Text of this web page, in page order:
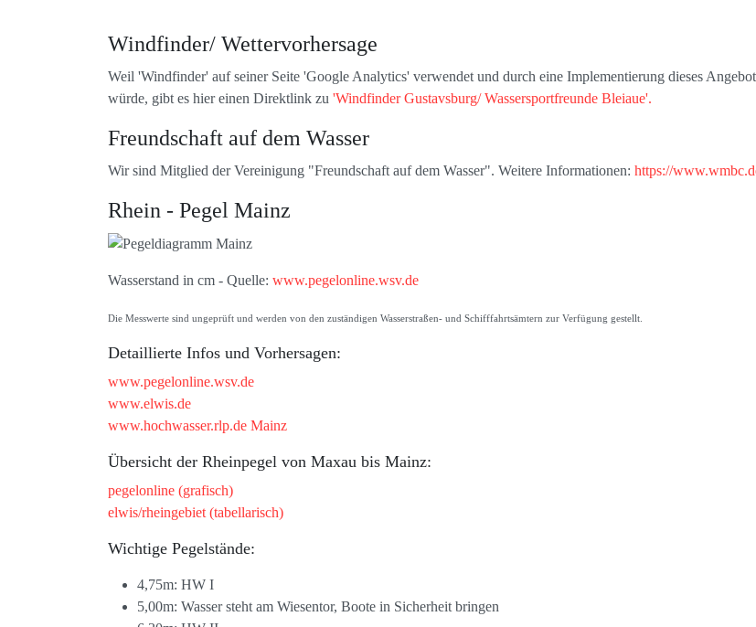
Windfinder/ Wettervorhersage
Weil 'Windfinder' auf seiner Seite 'Google Analytics' verwendet und durch eine Implementierung dieses
würde, gibt es hier einen Direktlink zu 'Windfinder Gustavsburg/ Wassersportfreunde Bleiaue'.
Freundschaft auf dem Wasser
Wir sind Mitglied der Vereinigung "Freundschaft auf dem Wasser". Weitere Informationen: https://
Rhein - Pegel Mainz
Wasserstand in cm - Quelle: www.pegelonline.wsv.de
Die Messwerte sind ungeprüft und werden von den zuständigen Wasserstraßen- und Schifffahrtsämtern zur Verfügung gestellt.
Detaillierte Infos und Vorhersagen:
www.pegelonline.wsv.de
www.elwis.de
www.hochwasser.rlp.de Mainz
Übersicht der Rheinpegel von Maxau bis Mainz:
pegelonline (grafisch)
elwis/rheingebiet (tabellarisch)
Wichtige Pegelstände:
4,75m: HW I
5,00m: Wasser steht am Wiesentor, Boote in Sicherheit bringen